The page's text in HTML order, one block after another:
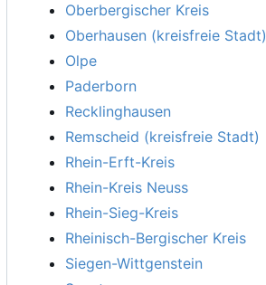
Oberbergischer Kreis
Oberhausen (kreisfreie Stadt)
Olpe
Paderborn
Recklinghausen
Remscheid (kreisfreie Stadt)
Rhein-Erft-Kreis
Rhein-Kreis Neuss
Rhein-Sieg-Kreis
Rheinisch-Bergischer Kreis
Siegen-Wittgenstein